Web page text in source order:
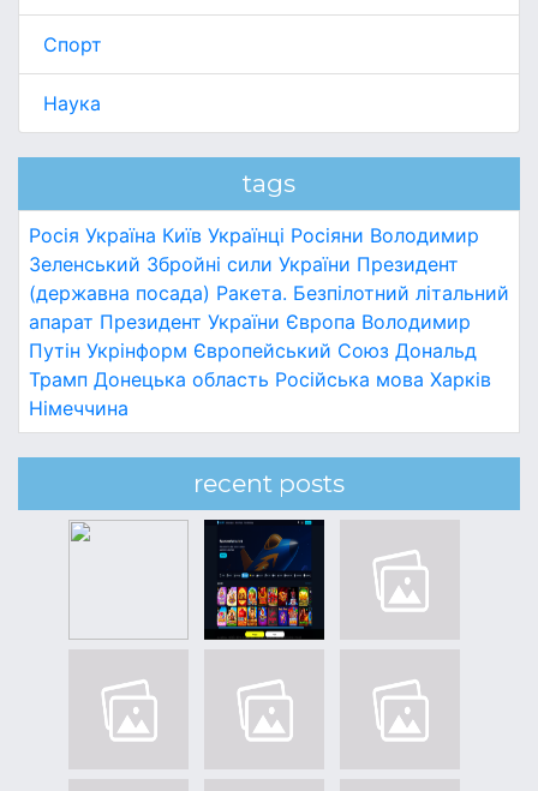
Спорт
Наука
tags
Росія Україна Київ Українці Росіяни Володимир
Зеленський Збройні сили України Президент
(державна посада) Ракета. Безпілотний літальний
апарат Президент України Європа Володимир
Путін Укрінформ Європейський Союз Дональд
Трамп Донецька область Російська мова Харків
Німеччина
recent posts